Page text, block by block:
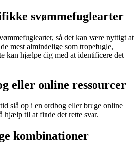
svømmefuglearter
så det kan være nyttigt at
mest almindelige som tropefugle,
kan hjælpe dig med at identificere det
eller online ressourcer
slå op i en ordbog eller bruge online
hjælp til at finde det rette svar.
kombinationer